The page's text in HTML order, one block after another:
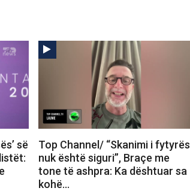
së
Top Channel/ “Skanimi i fytyrës
nuk është siguri”, Braçe me
tone të ashpra: Ka dështuar sa
kohë…